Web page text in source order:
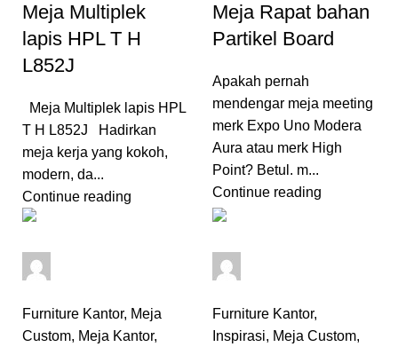
Meja Multiplek
lapis HPL T H
L852J
Meja Multiplek lapis HPL
T H L852J Hadirkan
meja kerja yang kokoh,
modern, da...
Continue reading
Meja Rapat bahan
Partikel Board
Apakah pernah
mendengar meja meeting
merk Expo Uno Modera
Aura atau merk High
Point? Betul. m...
Continue reading
Furniture Kantor, Meja
Custom, Meja Kantor,
Furniture Kantor,
Inspirasi, Meja Custom,